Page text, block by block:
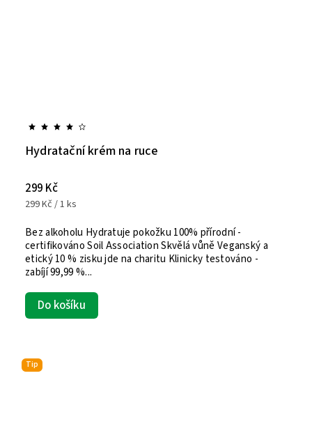
Hydratační krém na ruce
299 Kč
299 Kč / 1 ks
Do košíku
Bez alkoholu Hydratuje pokožku 100% přírodní -
certifikováno Soil Association Skvělá vůně Veganský a
etický 10 % zisku jde na charitu Klinicky testováno -
zabíjí 99,99 %...
Tip